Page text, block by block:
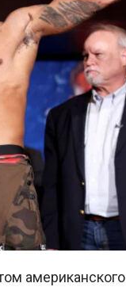
американского